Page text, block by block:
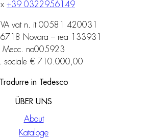
+39 0322956149
vat n. it 00581 420031
6718 Novara – rea 133931
Mecc. no005923
sociale € 710.000,00
Tradurre in Tedesco
ÜBER UNS
About
Kataloge